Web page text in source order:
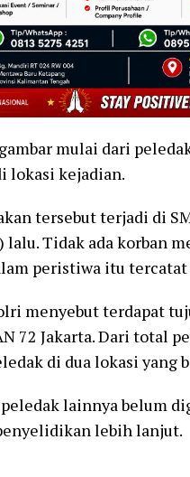
mulai dari
lokasi kejadian.
tersebut terjadi di
lalu. Tidak ada korban
peristiwa itu tercatat
menyebut terdapat
72 Jakarta. Dari total
di dua lokasi yang
lainnya belum
lebih lanjut.